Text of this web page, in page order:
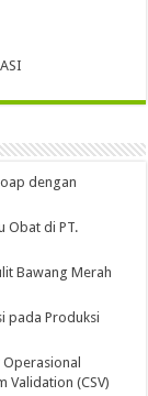
dengan
Obat di PT.
Bawang Merah
pada Produksi
Validation (CSV)